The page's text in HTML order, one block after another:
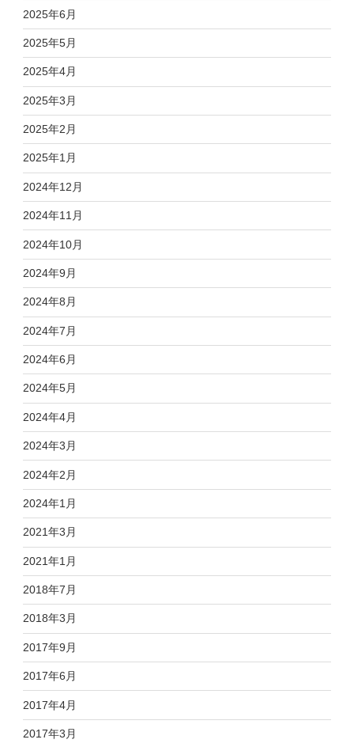
2025年6月
2025年5月
2025年4月
2025年3月
2025年2月
2025年1月
2024年12月
2024年11月
2024年10月
2024年9月
2024年8月
2024年7月
2024年6月
2024年5月
2024年4月
2024年3月
2024年2月
2024年1月
2021年3月
2021年1月
2018年7月
2018年3月
2017年9月
2017年6月
2017年4月
2017年3月